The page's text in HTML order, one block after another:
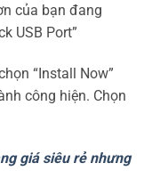
của bạn đang
USB Port”
“Install Now”
công hiện. Chọn
giá siêu rẻ nhưng